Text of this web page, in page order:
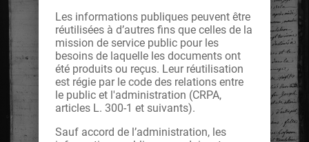
Les informations publiques peuvent être
réutilisées à d’autres fins que celles de la
mission de service public pour les
besoins de laquelle les documents ont
été produits ou reçus. Leur réutilisation
est régie par le code des relations entre
le public et l'administration (CRPA,
articles L. 300-1 et suivants).
Sauf accord de l’administration, les